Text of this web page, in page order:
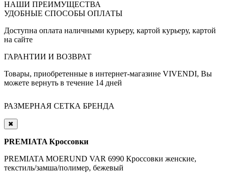
НАШИ ПРЕИМУЩЕСТВА
УДОБНЫЕ СПОСОБЫ ОПЛАТЫ
Доступна оплата наличными курьеру, картой курьеру, картой
на сайте
ГАРАНТИИ И ВОЗВРАТ
Товары, приобретенные в интернет-магазине VIVENDI, Вы
можете вернуть в течение 14 дней
РАЗМЕРНАЯ СЕТКА БРЕНДА
✖
PREMIATA Кроссовки
PREMIATA MOERUND VAR 6990 Кроссовки женские,
текстиль/замша/полимер, бежевый